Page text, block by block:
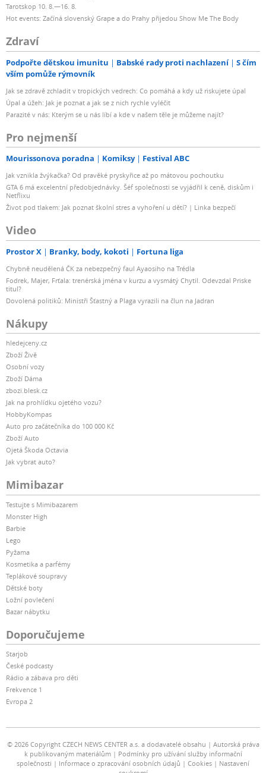
Tarotskop 10. 8.—16. 8.
Hot events: Začíná slovenský Grape a do Prahy přijedou Show Me The Body
Zdraví
Podpořte dětskou imunitu Babské rady proti nachlazení
S čím
vším pomůže rýmovník
Jak se zdravě zchladit v tropických vedrech: Co pomáhá a kdy už riskujete úpal
Úpal a úžeh: Jak je poznat a jak se z nich rychle vyléčit
Parazité v nás: Kterým se u nás líbí a kde v našem těle je můžeme najít?
Pro nejmenší
Mourissonova poradna Komiksy Festival ABC
Jak vznikla žvýkačka? Od pravěké pryskyřice až po mátovou pochoutku
GTA 6 má excelentní předobjednávky. Šéf společnosti se vyjádřil k ceně, diskům i
Netflixu
Život pod tlakem: Jak poznat školní stres a vyhoření u dětí? | Linka bezpečí
Video
Prostor X Branky, body, kokoti Fortuna liga
Chybně neudělená ČK za nebezpečný faul Ayaosiho na Trédla
Fodrek, Majer, Frťala: trenérská jména v kurzu a vysmátý Chytil. Odevzdal Priske
titul?
Dovolená politiků: Ministři Šťastný a Plaga vyrazili na člun na Jadran
Nákupy
hledejceny.cz
Zboží Živě
Osobní vozy
Zboží Dáma
zbozi.blesk.cz
Jak na prohlídku ojetého vozu?
HobbyKompas
Auto pro začátečníka do 100 000 Kč
Zboží Auto
Ojetá Škoda Octavia
Jak vybrat auto?
Mimibazar
Testujte s Mimibazarem
Monster High
Barbie
Lego
Pyžama
Kosmetika a parfémy
Teplákové soupravy
Dětské boty
Ložní povlečení
Bazar nábytku
Doporučujeme
Starjob
České podcasty
Rádio a zábava pro děti
Frekvence 1
Evropa 2
© 2026 Copyright CZECH NEWS CENTER a.s. a dodavatelé obsahu
Autorská práva
k publikovaným materiálům
Podmínky pro užívání služby informační
společnosti
Informace o zpracování osobních údajů Cookies
Nastavení